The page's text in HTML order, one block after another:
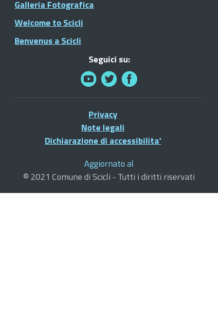
Galleria Fotografica
Welcome to Scicli
Benvenus a Scicli
Seguici su:
Privacy
Note legali
Dichiarazione di accessibilita'
Aggiornato al
© 2021 Comune di Scicli - Tutti i diritti riservati